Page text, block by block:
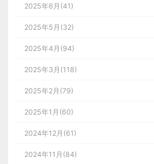
2025年6月(41)
2025年5月(32)
2025年4月(94)
2025年3月(118)
2025年2月(79)
2025年1月(60)
2024年12月(61)
2024年11月(84)